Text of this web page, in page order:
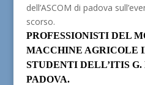
dell’ASCOM di padova
scorso.
PROFESSIONISTI DEL
MACCHINE AGRICOLE
STUDENTI DELL’ITIS
PADOVA.